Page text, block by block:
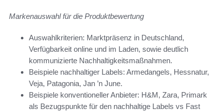
Markenauswahl für die Produktbewertung
Auswahlkriterien: Marktpräsenz in Deutschland,
Verfügbarkeit online und im Laden, sowie deutlich
kommunizierte Nachhaltigkeitsmaßnahmen.
Beispiele nachhaltiger Labels: Armedangels, Hessnatur,
Veja, Patagonia, Jan ’n June.
Beispiele konventioneller Anbieter: H&M, Zara, Primark
als Bezugspunkte für den nachhaltige Labels vs Fast